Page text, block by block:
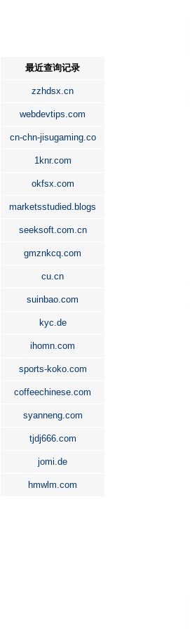
最近查询记录
zzhdsx.cn
webdevtips.com
cn-chn-jisugaming.co
1knr.com
okfsx.com
marketsstudied.blogs
seeksoft.com.cn
gmznkcq.com
cu.cn
suinbao.com
kyc.de
ihomn.com
sports-koko.com
coffeechinese.com
syanneng.com
tjdj666.com
jomi.de
hmwlm.com